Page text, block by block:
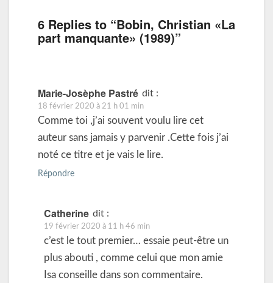
6 Replies to “Bobin, Christian «La
part manquante» (1989)”
Marie-Josèphe Pastré dit :
18 février 2020 à 21 h 01 min
Comme toi ,j’ai souvent voulu lire cet
auteur sans jamais y parvenir .Cette fois j’ai
noté ce titre et je vais le lire.
Répondre
Catherine dit :
19 février 2020 à 11 h 46 min
c’est le tout premier… essaie peut-être un
plus abouti , comme celui que mon amie
Isa conseille dans son commentaire.